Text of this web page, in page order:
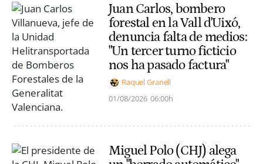
Juan Carlos, bombero
forestal en la Vall d'Uixó,
denuncia falta de medios:
"Un tercer turno ficticio
nos ha pasado factura"
Raquel Granell
01/08/2026 06:00h
Miguel Polo (CHJ) alega